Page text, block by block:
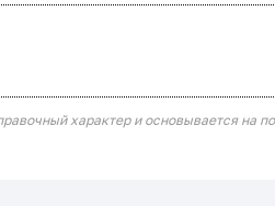
характер и основывается на